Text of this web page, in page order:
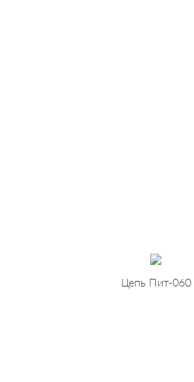
Цепь Пит-060